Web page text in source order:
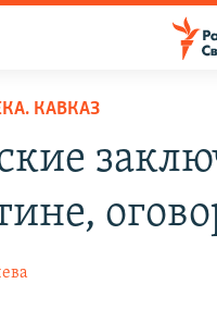
КАВКАЗ